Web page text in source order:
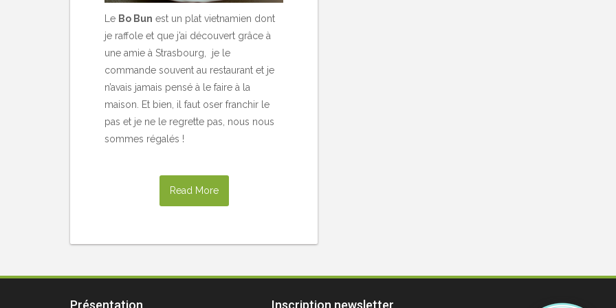
Le Bo Bun est un plat vietnamien dont
je raffole et que j’ai découvert grâce à
une amie à Strasbourg, je le
commande souvent au restaurant et je
n’avais jamais pensé à le faire à la
maison. Et bien, il faut oser franchir le
pas et je ne le regrette pas, nous nous
sommes régalés !
Read More
Présentation Inscription newsletter